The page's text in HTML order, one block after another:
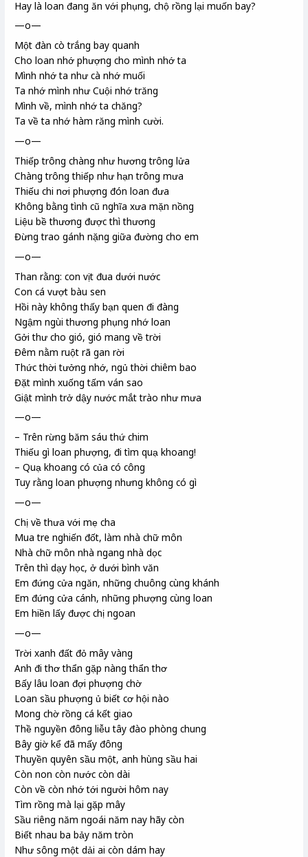
Hay là loan đang ăn với phụng, chộ rồng lại muốn bay?
—o—
Một đàn cò trắng bay quanh
Cho loan nhớ phượng cho mình nhớ ta
Mình nhớ ta như cà nhớ muối
Ta nhớ mình như Cuội nhớ trăng
Mình về, mình nhớ ta chăng?
Ta về ta nhớ hàm răng mình cười.
—o—
Thiếp trông chàng như hương trông lửa
Chàng trông thiếp như hạn trông mưa
Thiếu chi nơi phượng đón loan đưa
Không bằng tình cũ nghĩa xưa mặn nồng
Liệu bề thương được thì thương
Đừng trao gánh nặng giữa đường cho em
—o—
Than rằng: con vịt đua dưới nước
Con cá vượt bàu sen
Hồi này không thấy bạn quen đi đàng
Ngậm ngùi thương phụng nhớ loan
Gởi thư cho gió, gió mang về trời
Đêm nằm ruột rã gan rời
Thức thời tưởng nhớ, ngủ thời chiêm bao
Đặt mình xuống tấm ván sao
Giật mình trở dậy nước mắt trào như mưa
—o—
– Trên rừng băm sáu thứ chim
Thiếu gì loan phượng, đi tìm quạ khoang!
– Quạ khoang có của có công
Tuy rằng loan phượng nhưng không có gì
—o—
Chị về thưa với mẹ cha
Mua tre nghiến đốt, làm nhà chữ môn
Nhà chữ môn nhà ngang nhà dọc
Trên thì dạy học, ở dưới bình văn
Em đứng cửa ngăn, những chuông cùng khánh
Em đứng cửa cánh, những phượng cùng loan
Em hiền lấy được chị ngoan
—o—
Trời xanh đất đỏ mây vàng
Anh đi thơ thẩn gặp nàng thẩn thơ
Bấy lâu loan đợi phượng chờ
Loan sầu phượng ủ biết cơ hội nào
Mong chờ rồng cá kết giao
Thề nguyền đông liễu tây đào phòng chung
Bây giờ kể đã mấy đông
Thuyền quyên sầu một, anh hùng sầu hai
Còn non còn nước còn dài
Còn về còn nhớ tới người hôm nay
Tìm rồng mà lại gặp mây
Sầu riêng năm ngoái năm nay hãy còn
Biết nhau ba bảy năm tròn
Như sông một dải ai còn dám hay